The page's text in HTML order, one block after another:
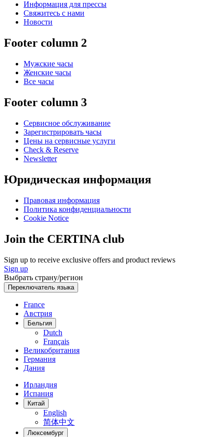
Информация для прессы
Свяжитесь с нами
Новости
Footer column 2
Мужские часы
Женские часы
Все часы
Footer column 3
Сервисное обслуживание
Зарегистрировать часы
Цены на сервисные услуги
Check & Reserve
Newsletter
Юридическая информация
Правовая информация
Политика конфиденциальности
Cookie Notice
Join the CERTINA club
Sign up to receive exclusive offers and product reviews
Sign up
Выбрать страну/регион
Переключатель языка
France
Австрия
Бельгия
Dutch
Français
Великобритания
Германия
Дания
Ирландия
Испания
Китай
English
简体中文
Люксембург